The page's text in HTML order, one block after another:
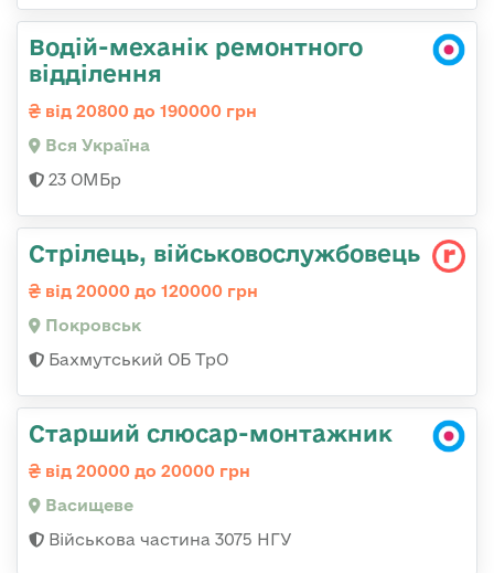
Водій-механік ремонтного
відділення
від 20800 до 190000 грн
Вся Україна
23 ОМБр
Стрілець, військовослужбовець
від 20000 до 120000 грн
Покровськ
Бахмутський ОБ ТрО
Старший слюсар-монтажник
від 20000 до 20000 грн
Васищеве
Військова частина 3075 НГУ